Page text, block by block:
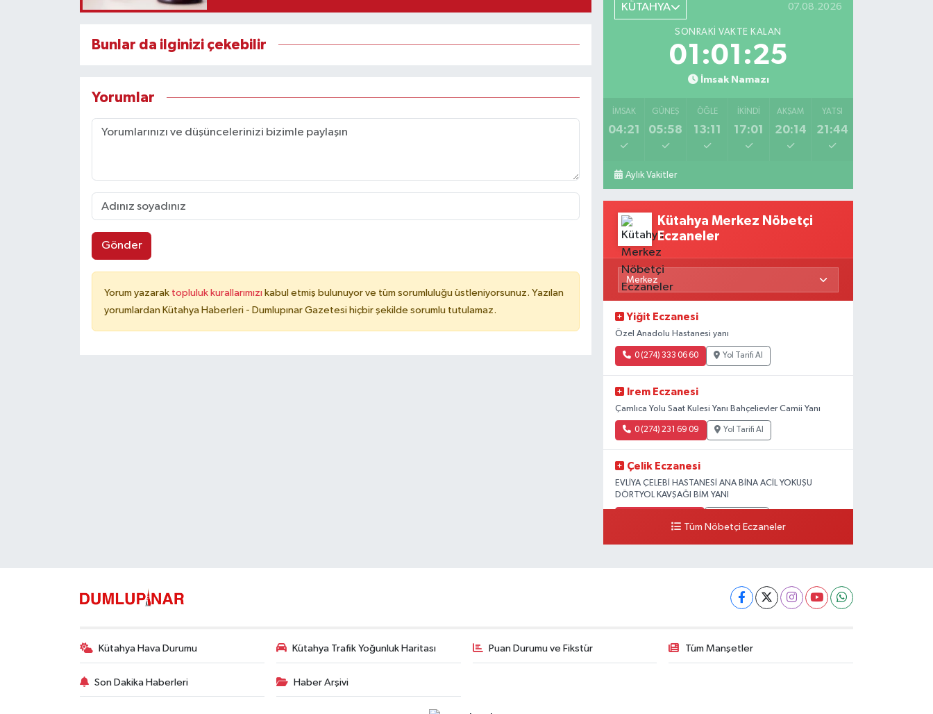
Bunlar da ilginizi çekebilir
Yorumlar
Gönder
Yorum yazarak topluluk kurallarımızı kabul etmiş bulunuyor ve tüm sorumluluğu üstleniyorsunuz. Yazılan
yorumlardan Kütahya Haberleri - Dumlupınar Gazetesi hiçbir şekilde sorumlu tutulamaz.
KÜTAHYA 07.08.2026
SONRAKI VAKTE KALAN
01:01:25
İmsak Namazı
İMSAK
04:21
GÜNEŞ
05:58
ÖĞLE
13:11
İKINDI
17:01
AKŞAM
20:14
YATSI
21:44
Aylık Vakitler
Kütahya Merkez Nöbetçi
Eczaneler
Yiğit Eczanesi
Özel Anadolu Hastanesi yanı
0 (274) 333 06 60 Yol Tarifi Al
Irem Eczanesi
Çamlıca Yolu Saat Kulesi Yanı Bahçelievler Camii Yanı
0 (274) 231 69 09 Yol Tarifi Al
Çelik Eczanesi
EVLİYA ÇELEBİ HASTANESİ ANA BİNA ACİL YOKUŞU
DÖRTYOL KAVŞAĞI BİM YANI
Tüm Nöbetçi Eczaneler
Kütahya Hava Durumu Kütahya Trafik Yoğunluk Haritası Puan Durumu ve Fikstür Tüm Manşetler
Son Dakika Haberleri Haber Arşivi